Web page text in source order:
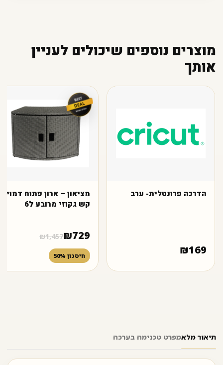
מוצרים נוספים שיכולים לעניין
אותך
הדרכה פרונטלית- ערב
₪169
מציאון – ארון פתוח דמוי
קש גקוזי מרובע ל6
₪729
₪1,457
חיסכון 50%
תיאור מלאמפרט טכנימה בערכה